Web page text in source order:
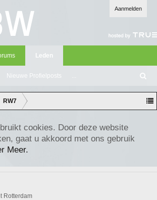
Aanmelden
Leden
Nieuwe Profielposts ...
oe
ke
n
RW7
cookies. Door deze website
gaat u akkoord met ons gebruik
Meer.
Rotterdam